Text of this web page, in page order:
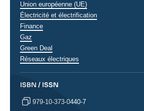
analyses
Union européenne (UE)
Électricité et électrification
Finance
Gaz
Green Deal
Réseaux électriques
ISBN / ISSN
979-10-373-0440-7